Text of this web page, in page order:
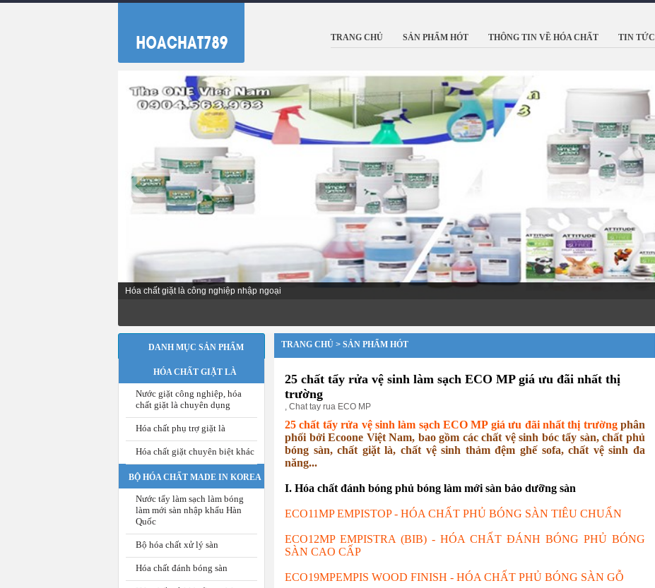
TRANG CHỦ SẢN PHẨM HÓT THÔNG TIN VỀ HÓA CHẤT TIN TỨC
Hóa chất giặt là công nghiệp nhập ngoại
DANH MỤC SẢN PHẨM
HÓA CHẤT GIẶT LÀ
Nước giặt công nghiệp, hóa
chất giặt là chuyên dụng
Hóa chất phụ trợ giặt là
Hóa chất giặt chuyên biệt khác
BỘ HÓA CHẤT MADE IN KOREA
Nước tẩy làm sạch làm bóng
làm mới sàn nhập khẩu Hàn
Quốc
Bộ hóa chất xử lý sàn
Hóa chất đánh bóng sàn
TRANG CHỦ > SẢN PHẨM HÓT
25 chất tẩy rửa vệ sinh làm sạch ECO MP giá ưu đãi nhất thị
trường
, Chat tay rua ECO MP
25 chất tẩy rửa vệ sinh làm sạch ECO MP giá ưu đãi nhất thị trườngphân
phối bởi Ecoone Việt Nam, bao gồm các chất vệ sinh bóc tẩy sàn, chất phủ
bóng sàn, chất giặt là, chất vệ sinh thảm đệm ghế sofa, chất vệ sinh đa
năng...
I. Hóa chất đánh bóng phủ bóng làm mới sàn bảo dưỡng sàn
ECO11MP EMPISTOP - HÓA CHẤT PHỦ BÓNG SÀN TIÊU CHUẨN
ECO12MP EMPISTRA (BIB) - HÓA CHẤT ĐÁNH BÓNG PHỦ BÓNG
SÀN CAO CẤP
ECO19MPEMPIS WOOD FINISH - HÓA CHẤT PHỦ BÓNG SÀN GỖ